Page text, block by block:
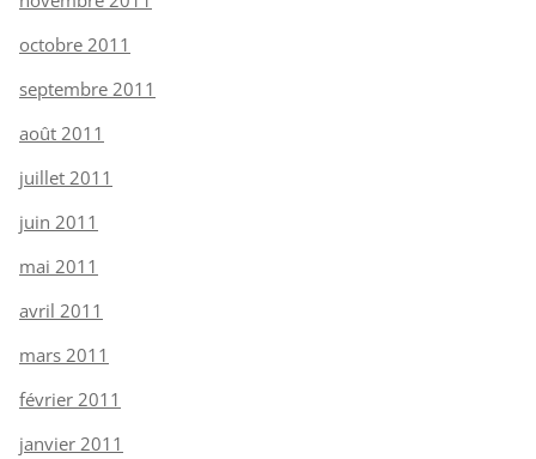
octobre 2011
septembre 2011
août 2011
juillet 2011
juin 2011
mai 2011
avril 2011
mars 2011
février 2011
janvier 2011